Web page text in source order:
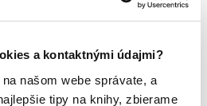
a kontaktnými údajmi?
našom webe správate, a
tipy na knihy, zbierame